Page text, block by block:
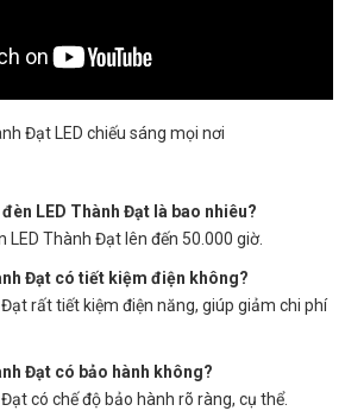
Đạt LED chiếu sáng mọi nơi
LED Thành Đạt là bao nhiêu?
LED Thành Đạt lên đến 50.000 giờ.
Đạt có tiết kiệm điện không?
rất tiết kiệm điện năng, giúp giảm chi phí
Đạt có bảo hành không?
có chế độ bảo hành rõ ràng, cụ thể.